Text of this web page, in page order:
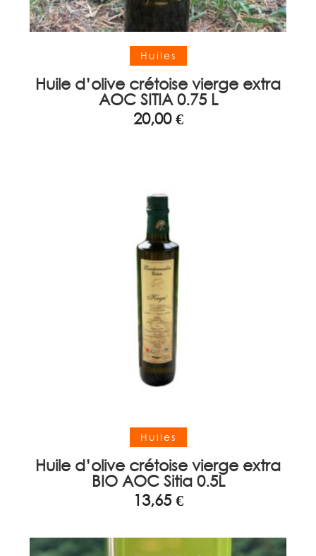
Ajouter au panier
Huiles
Huile d’olive crétoise vierge extra
AOC SITIA 0.75 L
20,00€
Ajouter au panier
Huiles
Huile d’olive crétoise vierge extra
BIO AOC Sitia 0.5L
13,65 €